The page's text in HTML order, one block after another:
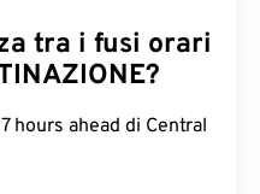
tra i fusi orari
hours ahead di Central